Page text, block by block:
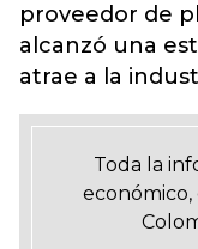
proveedor de
alcanzó una
atrae a la
Toda la